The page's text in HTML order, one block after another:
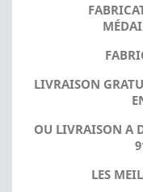
LIVRAISON
OU LIVRAISON A
LES